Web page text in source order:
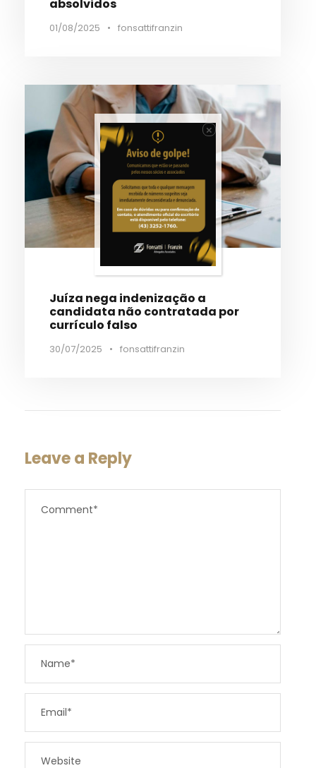
absolvidos
01/08/2025 • fonsattifranzin
Juíza nega indenização a
candidata não contratada por
currículo falso
30/07/2025 • fonsattifranzin
Leave a Reply
×